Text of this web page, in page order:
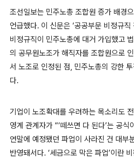
조선일보는 민주노총 조합원 증가 배경
언급했다. 이 신문은 ‘공공부문 비정규직
비정규직이 민주노총에 대거 가입했고
의 공무원노조가 해직자를 조합원으로
서 노조로 인정된 점, 민주노총의 강한
다.
기업이 노조확대를 우려하는 목소리도
영계 관계자가 “‘떼쓰면 다 된다’는 공식
연말에 예정됐던 파업이 사라진 건 대부
반영돼서다. ‘세금으로 막은 파업’이란